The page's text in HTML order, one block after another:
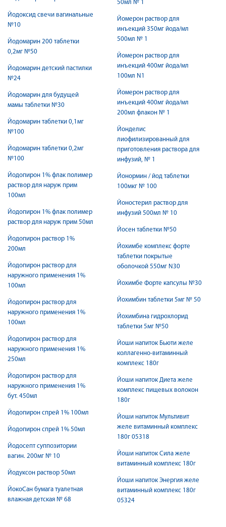
Йодоксид свечи вагинальные
№10
Йодомарин 200 таблетки
0,2мг №50
Йодомарин детский пастилки
№24
Йодомарин для будущей
мамы таблетки №30
Йодомарин таблетки 0,1мг
№100
Йодомарин таблетки 0,2мг
№100
Йодопирон 1% флак полимер
раствор для наруж прим
100мл
Йодопирон 1% флак полимер
раствор для наруж прим 50мл
Йодопирон раствор 1%
200мл
Йодопирон раствор для
наружного применения 1%
100мл
Йодопирон раствор для
наружного применения 1%
100мл
Йодопирон раствор для
наружного применения 1%
250мл
Йодопирон раствор для
наружного применения 1%
бут. 450мл
Йодопирон спрей 1% 100мл
Йодопирон спрей 1% 50мл
Йодосепт суппозитории
вагин. 200мг № 10
Йодуксон раствор 50мл
ЙокоСан бумага туалетная
влажная детская № 68
50мл № 1
Йомерон раствор для
инъекций 350мг йода/мл
500мл № 1
Йомерон раствор для
инъекций 400мг йода/мл
100мл N1
Йомерон раствор для
инъекций 400мг йода/мл
200мл флакон № 1
Йонделис
лиофилизированный для
приготовления раствора для
инфузий, № 1
Йонормин / йод таблетки
100мкг № 100
Йоностерил раствор для
инфузий 500мл № 10
Йосен таблетки №50
Йохимбе комплекс форте
таблетки покрытые
оболочкой 550мг N30
Йохимбе Форте капсулы №30
Йохимбин таблетки 5мг № 50
Йохимбина гидрохлорид
таблетки 5мг №50
Йоши напиток Бьюти желе
коллагенно-витаминный
комплекс 180г
Йоши напиток Диета желе
комплекс пищевых волокон
180г
Йоши напиток Мультивит
желе витаминный комплекс
180г 05318
Йоши напиток Сила желе
витаминный комплекс 180г
Йоши напиток Энергия желе
витаминный комплекс 180г
05324